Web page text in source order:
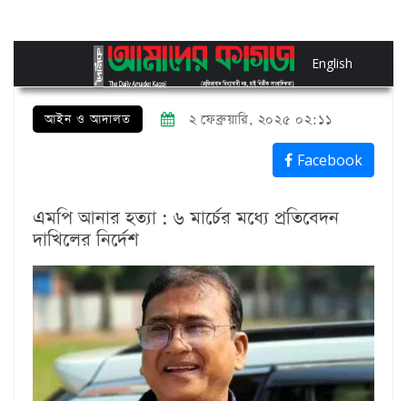
English
আইন ও আদালত ২ ফেব্রুয়ারি, ২০২৫ ০২:১১
Facebook
এমপি আনার হত্যা : ৬ মার্চের মধ্যে প্রতিবেদন
দাখিলের নির্দেশ